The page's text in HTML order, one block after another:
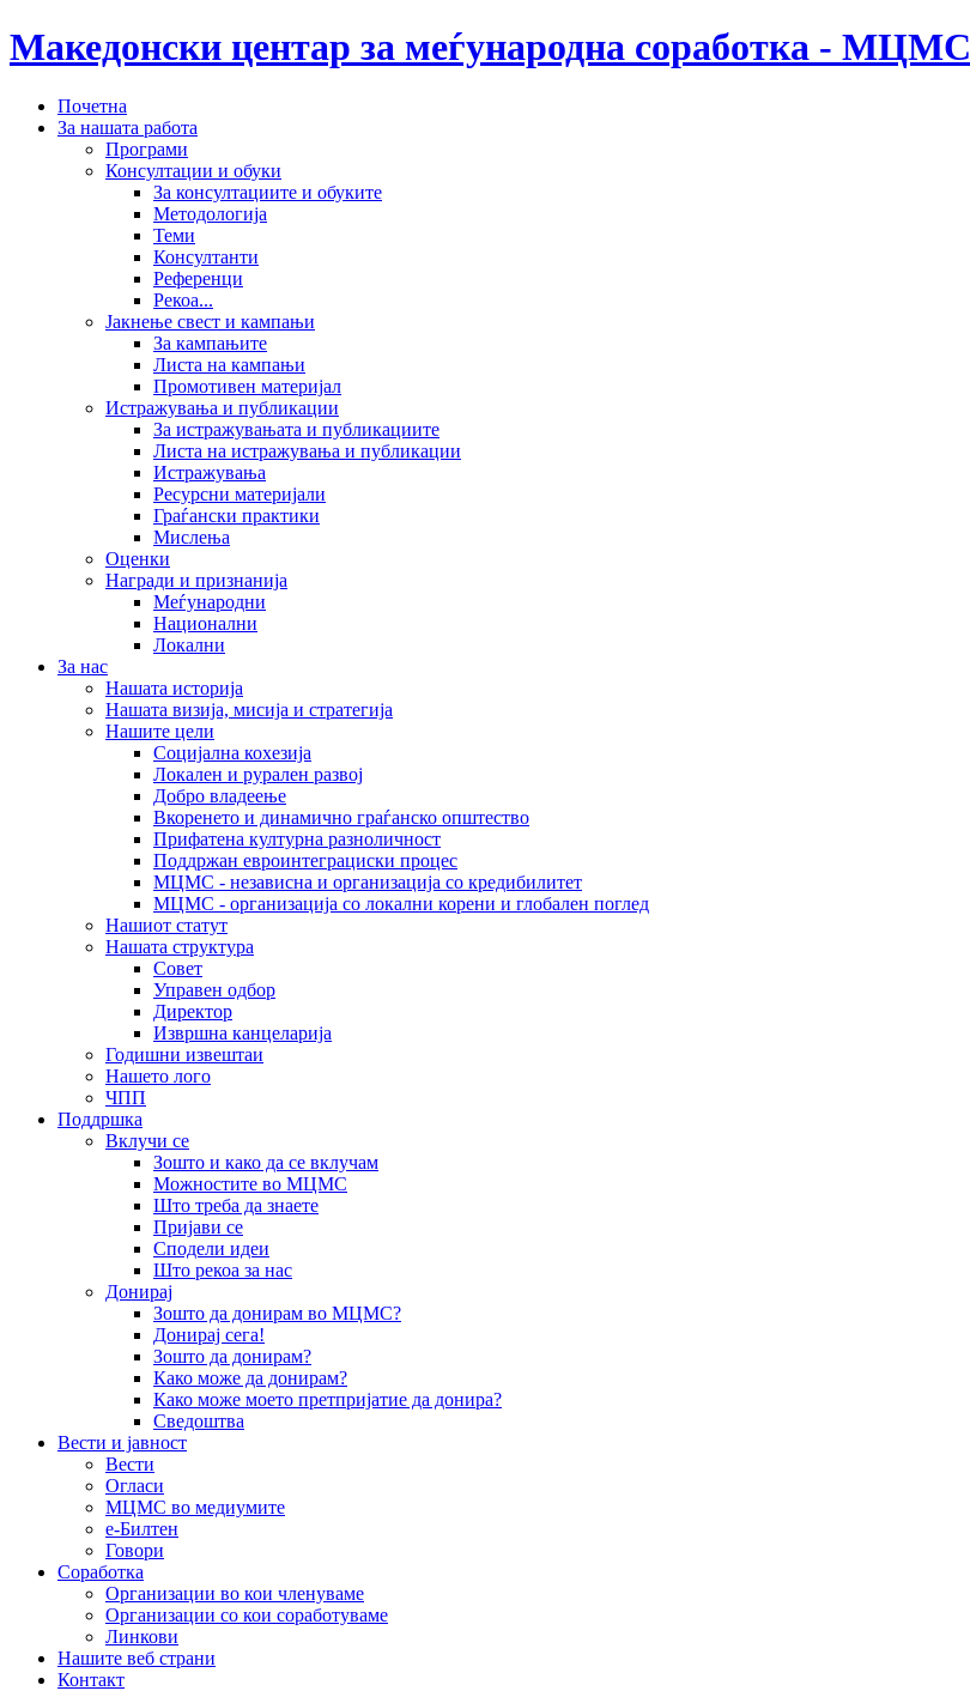
Македонски центар за меѓународна соработка - МЦМС
Почетна
За нашата работа
Програми
Консултации и обуки
За консултациите и обуките
Методологија
Теми
Консултанти
Референци
Рекоа...
Јакнење свест и кампањи
За кампањите
Листа на кампањи
Промотивен материјал
Истражувања и публикации
За истражувањата и публикациите
Листа на истражувања и публикации
Истражувања
Ресурсни материјали
Граѓански практики
Мислења
Оценки
Награди и признанија
Меѓународни
Национални
Локални
За нас
Нашата историја
Нашата визија, мисија и стратегија
Нашите цели
Социјална кохезија
Локален и рурален развој
Добро владеење
Вкоренето и динамично граѓанско општество
Прифатена културна разноличност
Поддржан евроинтеграциски процес
МЦМС - независна и организација со кредибилитет
МЦМС - организација со локални корени и глобален поглед
Нашиот статут
Нашата структура
Совет
Управен одбор
Директор
Извршна канцеларија
Годишни извештаи
Нашето лого
ЧПП
Поддршка
Вклучи се
Зошто и како да се вклучам
Можностите во МЦМС
Што треба да знаете
Пријави се
Сподели идеи
Што рекоа за нас
Донирај
Зошто да донирам во МЦМС?
Донирај сега!
Зошто да донирам?
Како може да донирам?
Како може моето претпријатие да донира?
Сведоштва
Вести и јавност
Вести
Огласи
МЦМС во медиумите
е-Билтен
Говори
Соработка
Организации во кои членуваме
Организации со кои соработуваме
Линкови
Нашите веб страни
Контакт